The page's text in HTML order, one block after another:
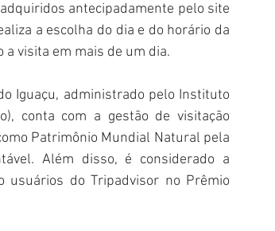
antecipadamente pelo site
a escolha do dia e do horário da
visita em mais de um dia.
Iguaçu, administrado pelo Instituto
conta com a gestão de visitação
Patrimônio Mundial Natural pela
Além disso, é considerado a
do Tripadvisor no Prêmio